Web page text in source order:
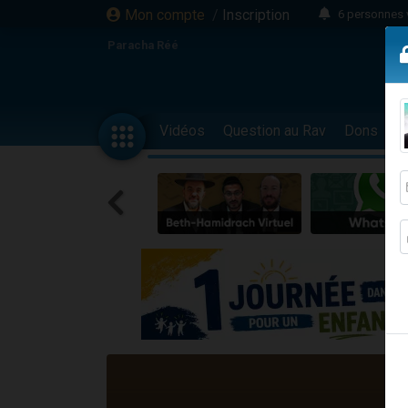
Mon compte / Inscription
6 personnes
4
17
4
Il reste
23
Eva vient
4 personnes
3
Odaya vient
13
2
Paracha Réé
Vidéos Question au Rav Dons